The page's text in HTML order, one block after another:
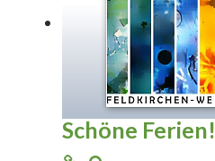
Schöne Ferien!